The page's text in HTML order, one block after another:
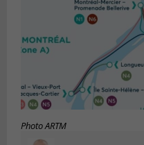
Photo ARTM